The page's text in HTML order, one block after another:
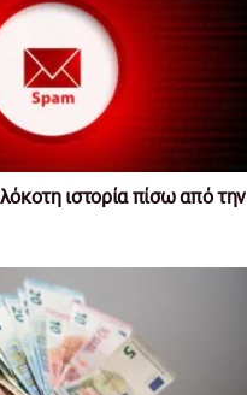
ιστορία πίσω από την